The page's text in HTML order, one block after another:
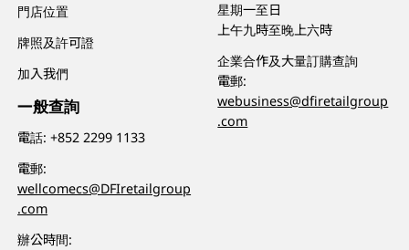
門店位置
牌照及許可證
加入我們
一般查詢
電話:+852 2299 1133
電郵:
wellcomecs@DFIretailgroup
.com
辦公時間:
星期一至日
上午九時至晚上六時
企業合作及大量訂購查詢
電郵:
webusiness@dfiretailgroup
.com